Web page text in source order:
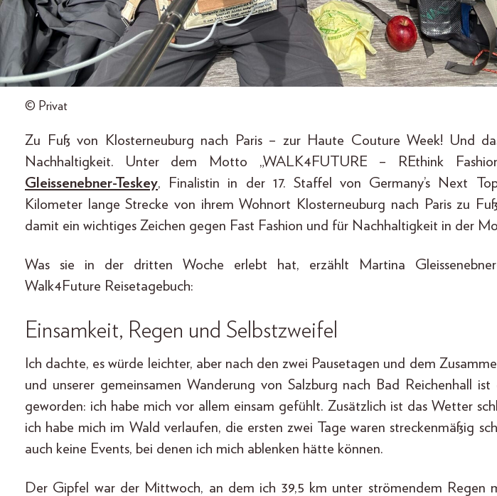
© Privat
Zu Fuß von Klosterneuburg nach Paris – zur Haute Couture Week! Und
Nachhaltigkeit. Unter dem Motto „WALK4FUTURE – REthink
Gleissenebner-Teskey, Finalistin in der 17. Staffel von Germany’s Next
Kilometer lange Strecke von ihrem Wohnort Klosterneuburg nach Paris zu
damit ein wichtiges Zeichen gegen Fast Fashion und für Nachhaltigkeit in der
Was sie in der dritten Woche erlebt hat, erzählt Martina
Walk4Future Reisetagebuch:
Einsamkeit, Regen und Selbstzweifel
Ich dachte, es würde leichter, aber nach den zwei Pausetagen und dem
und unserer gemeinsamen Wanderung von Salzburg nach Bad Reichenhall ist
geworden: ich habe mich vor allem einsam gefühlt. Zusätzlich ist das Wetter
ich habe mich im Wald verlaufen, die ersten zwei Tage waren streckenmäßig
auch keine Events, bei denen ich mich ablenken hätte können.
Der Gipfel war der Mittwoch, an dem ich 39,5 km unter strömendem Regen